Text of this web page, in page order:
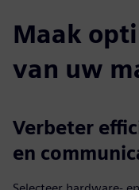
Maak
van uw
Verbeter
en